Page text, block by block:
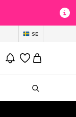
SE